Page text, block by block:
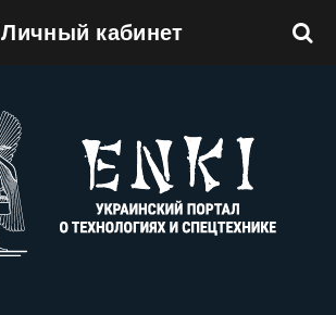
Личный кабинет